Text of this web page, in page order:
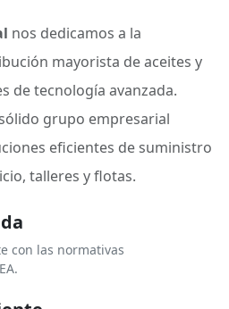
nos dedicamos a la
mayorista de aceites y
de tecnología avanzada.
grupo empresarial
eficientes de suministro
talleres y flotas.
con las normativas